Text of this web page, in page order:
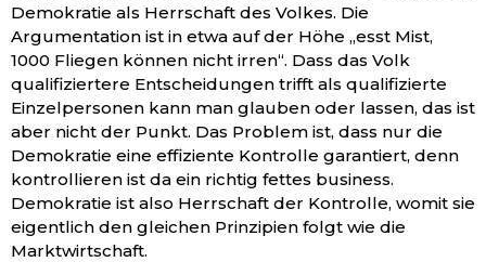
Demokratie als Herrschaft des Volkes. Die
Argumentation ist in etwa auf der Höhe „esst Mist,
1000 Fliegen können nicht irren“. Dass das Volk
qualifiziertere Entscheidungen trifft als qualifizierte
Einzelpersonen kann man glauben oder lassen, das ist
aber nicht der Punkt. Das Problem ist, dass nur die
Demokratie eine effiziente Kontrolle garantiert, denn
kontrollieren ist da ein richtig fettes business.
Demokratie ist also Herrschaft der Kontrolle, womit sie
eigentlich den gleichen Prinzipien folgt wie die
Marktwirtschaft.